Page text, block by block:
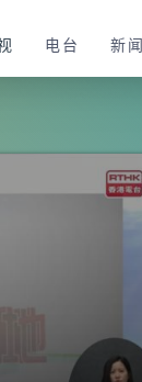
电台 新闻